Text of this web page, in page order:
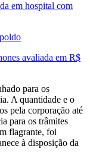
em hospital com
avaliada em R$
para os
A quantidade e o
pela corporação até
para os trâmites
flagrante, foi
à disposição da